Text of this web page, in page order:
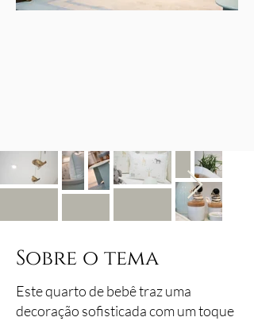
Sobre o tema
Este quarto de bebê traz uma
decoração sofisticada com um toque